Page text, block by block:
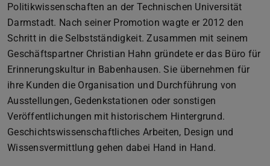
Politikwissenschaften an der Technischen Universität
Darmstadt. Nach seiner Promotion wagte er 2012 den
Schritt in die Selbstständigkeit. Zusammen mit seinem
Geschäftspartner Christian Hahn gründete er das Büro für
Erinnerungskultur in Babenhausen. Sie übernehmen für
ihre Kunden die Organisation und Durchführung von
Ausstellungen, Gedenkstationen oder sonstigen
Veröffentlichungen mit historischem Hintergrund.
Geschichtswissenschaftliches Arbeiten, Design und
Wissensvermittlung gehen dabei Hand in Hand.